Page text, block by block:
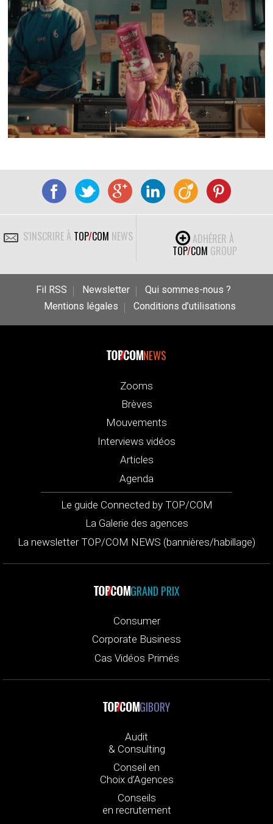
S'INSCRIRE À TOP/COM NEWS
ADHÉRER À
TOP/COM GROUP
Fil RSS Newsletter
Qui sommes-nous ?
Mentions légales
Conditions d’utilisations
NEWS
Zooms
Brèves
Mouvements
Interviews vidéos
Articles
Agenda
Le guide Connected by TOP/COM
La Galerie des agences
La newsletter TOP/COM NEWS (bannières/habillage)
GRAND PRIX
Consumer
Corporate Business
Cas Vidéos Primés
GIBORY
Audit
& Consulting
Conseil en
Choix d’Agences
Conseils
en recrutement